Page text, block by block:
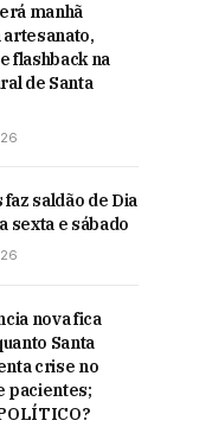
manhã
flashback na
de Santa
saldão de Dia
sexta e sábado
nova fica
Santa
crise no
pacientes;